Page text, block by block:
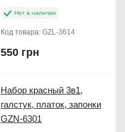
Нет в наличии
Код товара: GZL-3614
550 грн
Набор красный 3в1,
галстук, платок, запонки
GZN-6301